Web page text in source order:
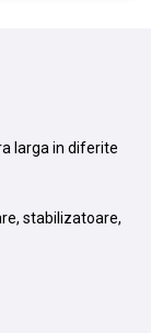
larga in diferite
stabilizatoare,